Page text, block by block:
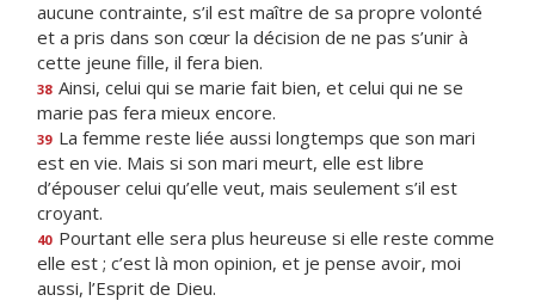
aucune contrainte, s’il est maître de sa propre volonté
et a pris dans son cœur la décision de ne pas s’unir à
cette jeune fille, il fera bien.
38 Ainsi, celui qui se marie fait bien, et celui qui ne se
marie pas fera mieux encore.
39 La femme reste liée aussi longtemps que son mari
est en vie. Mais si son mari meurt, elle est libre
d’épouser celui qu’elle veut, mais seulement s’il est
croyant.
40 Pourtant elle sera plus heureuse si elle reste comme
elle est ; c’est là mon opinion, et je pense avoir, moi
aussi, l’Esprit de Dieu.